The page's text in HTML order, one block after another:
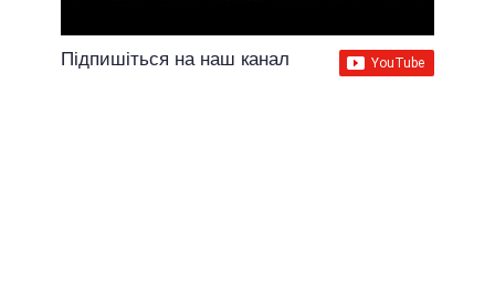
Підпишіться на наш канал